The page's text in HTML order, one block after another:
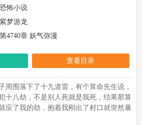
恐怖小说
紫梦游龙
第4740章 妖气弥漫
查看目录
周围落下了十九道雷，有个算命先生说，
十八劫，不是别人死就是我死，结果那算
应了我的劫，抱着我刚出了村口就突然暴